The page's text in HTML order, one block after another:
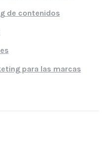
de contenidos
para las marcas